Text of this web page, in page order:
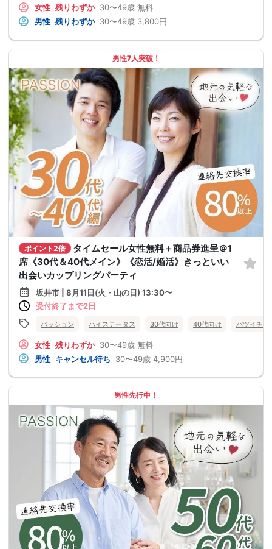
女性 残りわずか 30〜49歳 無料
男性 残りわずか 30〜49歳 3,800円
男性7人突破！
ポイント2倍
タイムセール女性無料＋商品券進呈＠1
席《30代＆40代メイン》《恋活/婚活》きっといい
出会いカップリングパーティ
坂井市 | 8月11日(火・山の日) 13:30〜
受付終了まで2日
パッション ハイステータス 30代向け 40代向け バツイチ・
女性 残りわずか 30〜49歳 無料
男性 キャンセル待ち 30〜49歳 4,900円
男性先行中！